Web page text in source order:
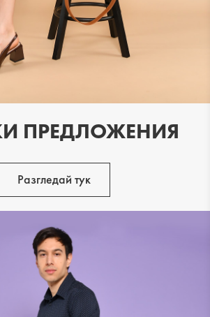
ПРЕДЛОЖЕНИЯ
Разгледай тук